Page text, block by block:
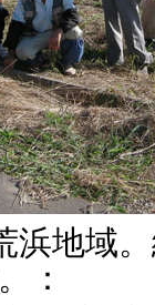
地域
。：